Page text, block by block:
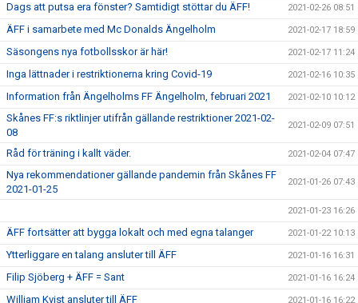
Dags att putsa era fönster? Samtidigt stöttar du ÄFF! 2021-02-26 08:51
ÄFF i samarbete med Mc Donalds Ängelholm 2021-02-17 18:59
Säsongens nya fotbollsskor är här! 2021-02-17 11:24
Inga lättnader i restriktionerna kring Covid-19 2021-02-16 10:35
Information från Ängelholms FF Ängelholm, februari 2021 2021-02-10 10:12
Skånes FF:s riktlinjer utifrån gällande restriktioner 2021-02-
08
2021-02-09 07:51
Råd för träning i kallt väder. 2021-02-04 07:47
Nya rekommendationer gällande pandemin från Skånes FF
2021-01-25
2021-01-26 07:43
2021-01-23 16:26
ÄFF fortsätter att bygga lokalt och med egna talanger 2021-01-22 10:13
Ytterliggare en talang ansluter till ÄFF 2021-01-16 16:31
Filip Sjöberg + ÄFF = Sant 2021-01-16 16:24
William Kvist ansluter till ÄFF 2021-01-16 16:22